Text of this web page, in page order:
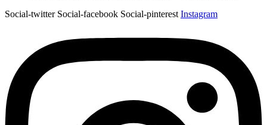
Social-twitter Social-facebook Social-pinterest Instagram